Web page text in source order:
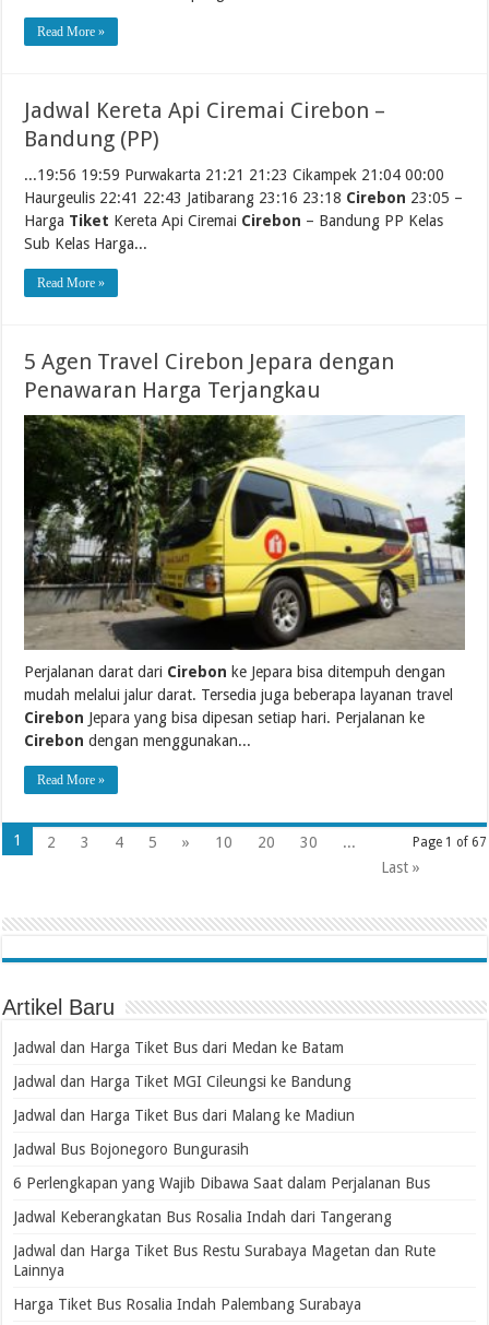
Read More »
Jadwal Kereta Api Ciremai Cirebon –
Bandung (PP)
...19:56 19:59 Purwakarta 21:21 21:23 Cikampek 21:04 00:00
Haurgeulis 22:41 22:43 Jatibarang 23:16 23:18 Cirebon 23:05 –
Harga Tiket Kereta Api Ciremai Cirebon – Bandung PP Kelas
Sub Kelas Harga...
Read More »
5 Agen Travel Cirebon Jepara dengan
Penawaran Harga Terjangkau
Perjalanan darat dari Cirebon ke Jepara bisa ditempuh dengan
mudah melalui jalur darat. Tersedia juga beberapa layanan travel
Cirebon Jepara yang bisa dipesan setiap hari. Perjalanan ke
Cirebon dengan menggunakan...
Read More »
Page 1 of 67
1 2 3 4 5 » 10 20 30
...
Last »
Artikel Baru
Jadwal dan Harga Tiket Bus dari Medan ke Batam
Jadwal dan Harga Tiket MGI Cileungsi ke Bandung
Jadwal dan Harga Tiket Bus dari Malang ke Madiun
Jadwal Bus Bojonegoro Bungurasih
6 Perlengkapan yang Wajib Dibawa Saat dalam Perjalanan Bus
Jadwal Keberangkatan Bus Rosalia Indah dari Tangerang
Jadwal dan Harga Tiket Bus Restu Surabaya Magetan dan Rute
Lainnya
Harga Tiket Bus Rosalia Indah Palembang Surabaya